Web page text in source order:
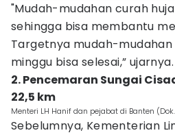
"Mudah-mudahan curah
sehingga bisa membantu
Targetnya mudah-
minggu bisa selesai,” ujarnya.
2. Pencemaran Sungai
22,5 km
Menteri LH Hanif dan pejabat di Banten
Sebelumnya, Kementerian